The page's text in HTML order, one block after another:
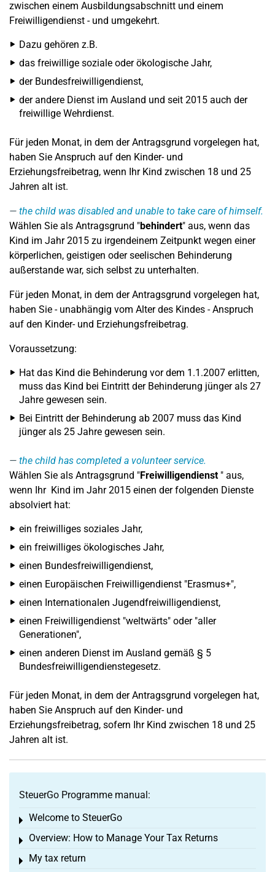
zwischen einem Ausbildungsabschnitt und einem
Freiwilligendienst - und umgekehrt.
Dazu gehören z.B.
das freiwillige soziale oder ökologische Jahr,
der Bundesfreiwilligendienst,
der andere Dienst im Ausland und seit 2015 auch der
freiwillige Wehrdienst.
Für jeden Monat, in dem der Antragsgrund vorgelegen hat,
haben Sie Anspruch auf den Kinder- und
Erziehungsfreibetrag, wenn Ihr Kind zwischen 18 und 25
Jahren alt ist.
the child was disabled and unable to take care of himself.
Wählen Sie als Antragsgrund "behindert" aus, wenn das
Kind im Jahr 2015 zu irgendeinem Zeitpunkt wegen einer
körperlichen, geistigen oder seelischen Behinderung
außerstande war, sich selbst zu unterhalten.
Für jeden Monat, in dem der Antragsgrund vorgelegen hat,
haben Sie - unabhängig vom Alter des Kindes - Anspruch
auf den Kinder- und Erziehungsfreibetrag.
Voraussetzung:
Hat das Kind die Behinderung vor dem 1.1.2007 erlitten,
muss das Kind bei Eintritt der Behinderung jünger als 27
Jahre gewesen sein.
Bei Eintritt der Behinderung ab 2007 muss das Kind
jünger als 25 Jahre gewesen sein.
the child has completed a volunteer service.
Wählen Sie als Antragsgrund "Freiwilligendienst " aus,
wenn Ihr Kind im Jahr 2015 einen der folgenden Dienste
absolviert hat:
ein freiwilliges soziales Jahr,
ein freiwilliges ökologisches Jahr,
einen Bundesfreiwilligendienst,
einen Europäischen Freiwilligendienst "Erasmus+",
einen Internationalen Jugendfreiwilligendienst,
einen Freiwilligendienst "weltwärts" oder "aller
Generationen",
einen anderen Dienst im Ausland gemäß § 5
Bundesfreiwilligendienstegesetz.
Für jeden Monat, in dem der Antragsgrund vorgelegen hat,
haben Sie Anspruch auf den Kinder- und
Erziehungsfreibetrag, sofern Ihr Kind zwischen 18 und 25
Jahren alt ist.
SteuerGo Programme manual:
Welcome to SteuerGo
Toggle menu
Overview: How to Manage Your Tax Returns
Toggle menu
My tax return
Toggle menu